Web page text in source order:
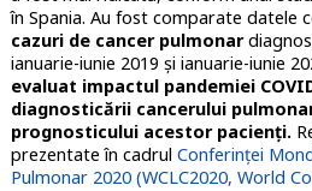
în Spania. Au fost comparate datele
cazuri de cancer pulmonar
ianuarie-iunie 2019 și ianuarie-iunie
evaluat impactul pandemiei
diagnosticării cancerului
prognosticului acestor pacienți.
prezentate în cadrul Conferinței
Pulmonar 2020 (WCLC2020, World